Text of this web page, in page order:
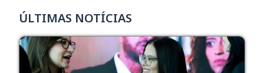
ÚLTIMAS NOTÍCIAS